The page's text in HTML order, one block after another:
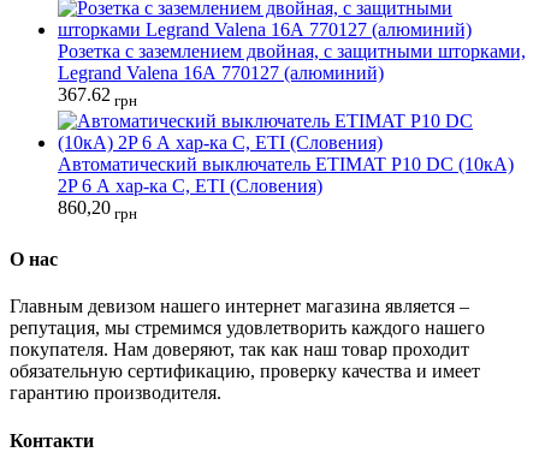
Розетка с заземлением двойная, с защитными шторками,
Legrand Valena 16А 770127 (алюминий)
367.62 грн
Автоматический выключатель ETIMAT P10 DC (10кА)
2P 6 А хар-ка C, ETI (Словения)
860,20 грн
О нас
Главным девизом нашего интернет магазина является –
репутация, мы стремимся удовлетворить каждого нашего
покупателя. Нам доверяют, так как наш товар проходит
обязательную сертификацию, проверку качества и имеет
гарантию производителя.
Контакти